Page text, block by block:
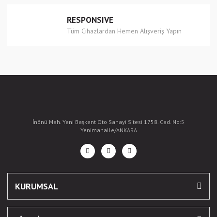
RESPONSIVE
Tüm Cihazlardan Hemen Alışveriş Yapın
İnönü Mah. Yeni Başkent Oto Sanayi Sitesi 1758. Cad. No:5
Yenimahalle/ANKARA
KURUMSAL